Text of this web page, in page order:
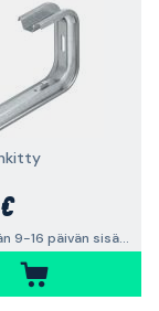
Lähetetään 9-16 päivän sisällä